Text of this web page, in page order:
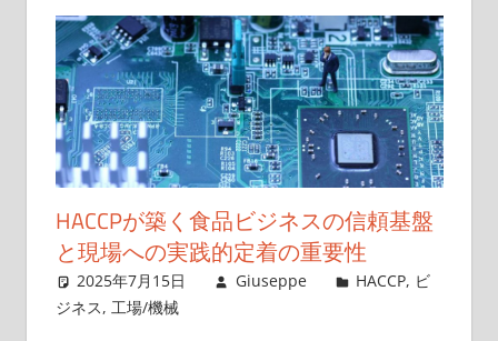
HACCPが築く食品ビジネスの信頼基盤
と現場への実践的定着の重要性
2025年7月15日 Giuseppe HACCP, ビ
ジネス, 工場/機械